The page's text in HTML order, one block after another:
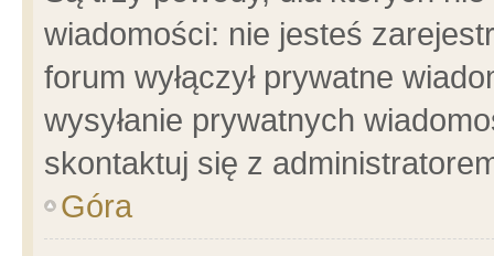
wiadomości: nie jesteś
forum wyłączył prywatne
wysyłanie prywatnych
skontaktuj się z
Góra